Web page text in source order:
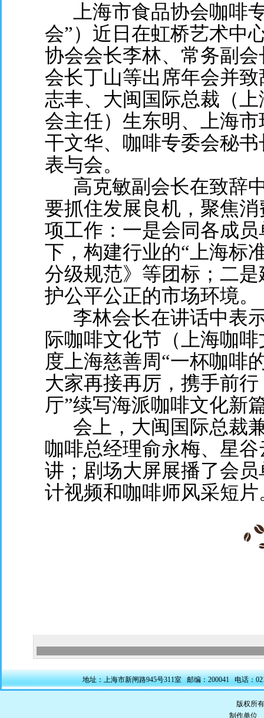
上海市食品协会咖啡
会”）近日在虹桥艺术中
协会会长李林、常务副
会长丁山等出席年会并
志丰、大闽国际总裁（
会主任）生东明、上海
干文华、咖啡专委会秘
表与会。
高克敏副会长在致辞
要抓住发展良机，聚焦
项工作：一是会同各成
下，构建行业的“上海标
分级规范》等团标；二
护公平公正的市场环境。
李林会长在讲话中表
际咖啡文化节（上海咖
度上海慈善周“一杯咖啡
大家再接再厉，携手前
厅”续写海派咖啡文化新
会上，大闽国际总裁
咖啡总经理俞永梅、星
讲；剧场大屏展播了会
计视频和咖啡师风采短片
地址：上海市新闸路945号311室 邮编：200041 电话：
版权所
制作单位